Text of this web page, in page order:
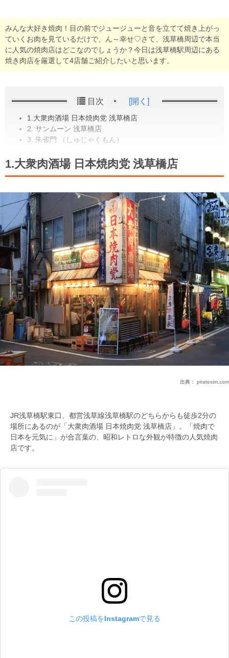
みんな大好き焼肉！目の前でジュージューと音を立てて焼き上がっ
ていくお肉を見ているだけで、ん～幸せ♡さて、浅草橋周辺で本当
に人気の焼肉店はどこなのでしょうか？今日は浅草橋駅周辺にある
焼き肉店を厳選して4店舗ご紹介したいと思います。
目次 [開く]
1.大衆肉酒場 日本焼肉党 浅草橋店
2. サンムーン 浅草橋店
3. 朱雀門 （しゅじゃくもん）
1.大衆肉酒場 日本焼肉党 浅草橋店
出典： piratesim.com
JR浅草橋駅東口、都営浅草線浅草橋駅のどちらからも徒歩2分の
場所にあるのが「大衆肉酒場 日本焼肉党 浅草橋店」。「焼肉で
日本を元気に」が合言葉の、昭和レトロな外観が特徴の人気焼肉
店です。
この投稿をInstagramで見る